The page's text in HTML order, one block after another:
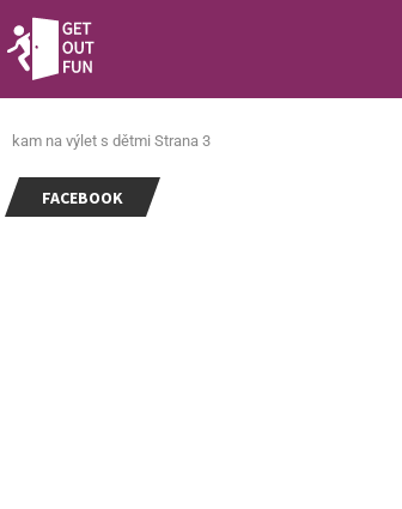
kam na výlet s dětmi Strana 3
FACEBOOK